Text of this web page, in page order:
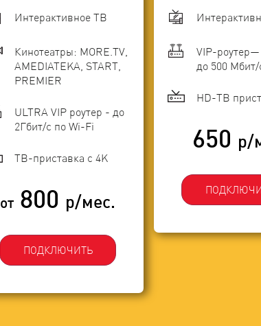
Интерактивное ТВ
Кинотеатры: MORE.TV,
AMEDIATEKA, START,
PREMIER
ULTRA VIP роутер - до
2Гбит/c по Wi-Fi
ТВ-приставка с 4K
от 800 р/мес.
ПОДКЛЮЧИТЬ
VIP-роутер—
до 500
HD-ТВ
650 р/